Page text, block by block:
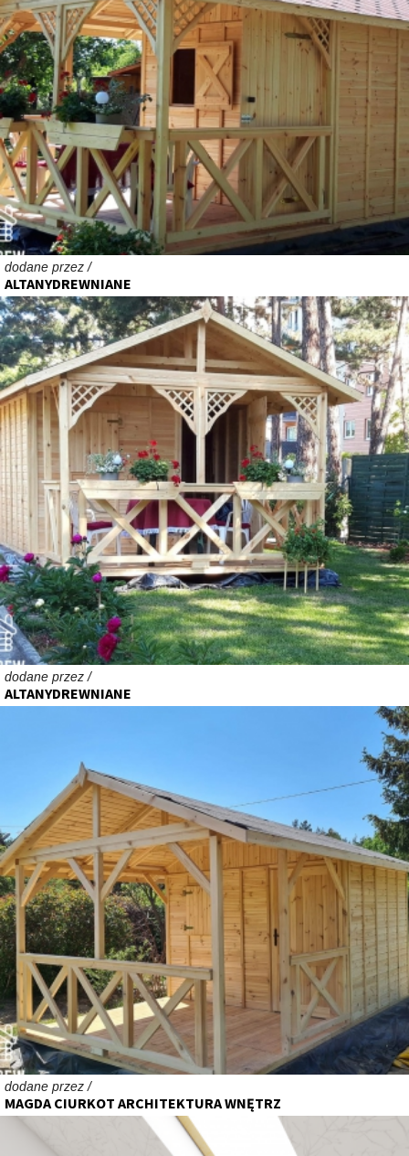
dodane przez /
ALTANYDREWNIANE
dodane przez /
ALTANYDREWNIANE
dodane przez /
MAGDA CIURKOT ARCHITEKTURA WNĘTRZ